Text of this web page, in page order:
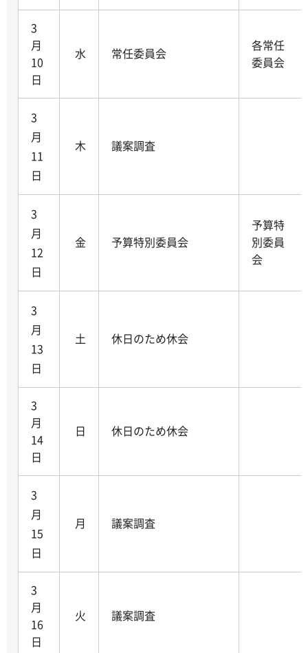
3
月
10
日
水 常任委員会
各常任
委員会
3
月
11
日
木 議案調査
3
月
12
日
金 予算特別委員会
予算特
別委員
会
3
月
13
日
土 休日のため休会
3
月
14
日
日 休日のため休会
3
月
15
日
月 議案調査
3
月
16
日
火 議案調査